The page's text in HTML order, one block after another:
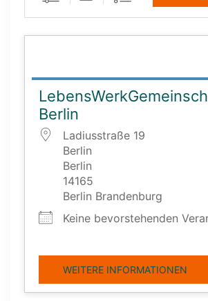
Berlin
Ladiusstraße 19
Berlin
Berlin
14165
Berlin Brandenburg
Keine bevorstehenden
WEITERE INFORMATIONEN